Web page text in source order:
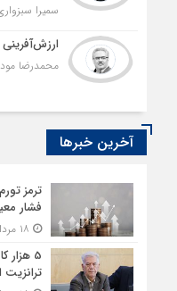
سمیرا
محمدرضا
آخرین خبرها
ترمز
فشار
5
ترانزیت